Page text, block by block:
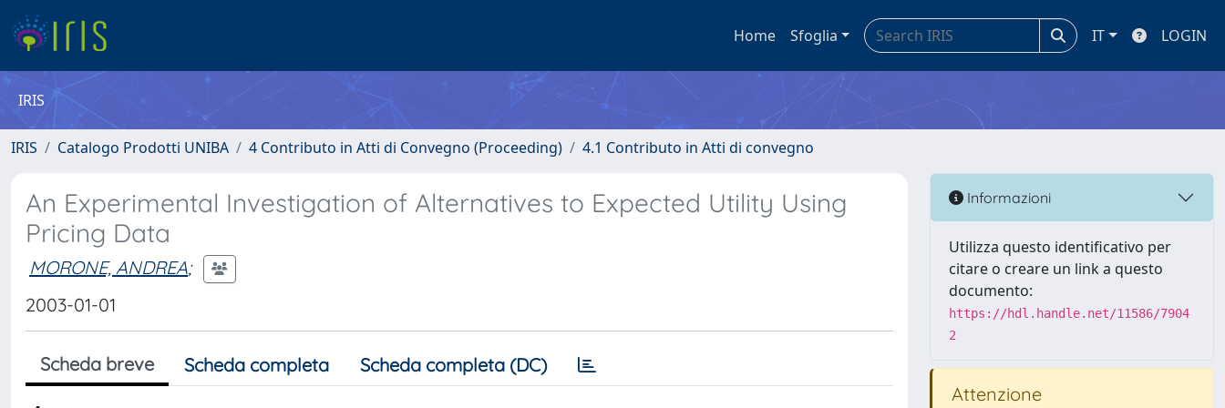
Home Sfoglia IT LOGIN
IRIS
IRIS Catalogo Prodotti UNIBA 4 Contributo in Atti di Convegno (Proceeding) 4.1 Contributo in Atti di convegno
An Experimental Investigation of Alternatives to Expected Utility Using
Pricing Data
MORONE, ANDREA;
2003-01-01
Scheda breve Scheda completa Scheda completa (DC)
Informazioni
Utilizza questo identificativo per
citare o creare un link a questo
documento:
https://hdl.handle.net/11586/7904
2
Attenzione